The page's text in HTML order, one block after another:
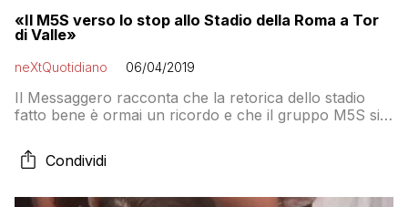
«Il M5S verso lo stop allo Stadio della Roma a Tor
di Valle»
neXtQuotidiano 06/04/2019
Il Messaggero racconta che la retorica dello stadio
fatto bene è ormai un ricordo e che il gruppo M5S si
Condividi